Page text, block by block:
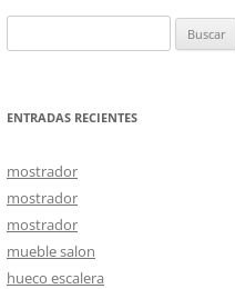
ENTRADAS RECIENTES
mostrador
mostrador
mostrador
mueble salon
hueco escalera